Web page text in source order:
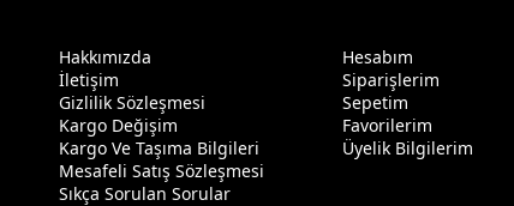
Hakkımızda
İletişim
Gizlilik Sözleşmesi
Kargo Değişim
Kargo Ve Taşıma Bilgileri
Mesafeli Satış Sözleşmesi
Sıkça Sorulan Sorular
Hesabım
Siparişlerim
Sepetim
Favorilerim
Üyelik Bilgilerim